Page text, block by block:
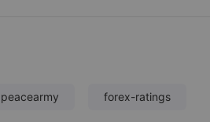
forex-ratings